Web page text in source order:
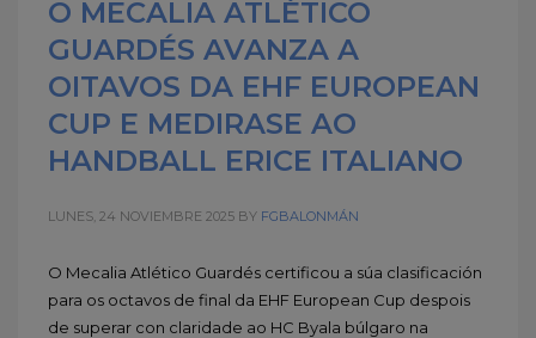
O MECALIA ATLÉTICO
GUARDÉS AVANZA A
OITAVOS DA EHF EUROPEAN
CUP E MEDIRASE AO
HANDBALL ERICE ITALIANO
LUNES, 24 NOVIEMBRE 2025 BY FGBALONMÁN
O Mecalia Atlético Guardés certificou a súa clasificación
para os octavos de final da EHF European Cup despois
de superar con claridade ao HC Byala búlgaro na